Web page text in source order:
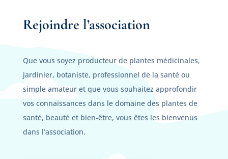
Rejoindre l’association
Que vous soyez producteur de plantes médicinales,
jardinier, botaniste, professionnel de la santé ou
simple amateur et que vous souhaitez approfondir
vos connaissances dans le domaine des plantes de
santé, beauté et bien-être, vous êtes les bienvenus
dans l’association.